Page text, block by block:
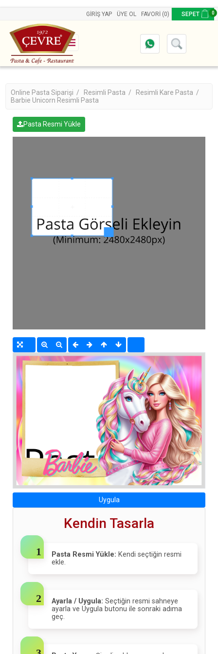
GIRIŞ YAP ÜYE OL FAVORI (0) SEPET 0
Online Pasta Siparişi / Resimli Pasta /
Resimli Kare Pasta /
Barbie Unicorn Resimli Pasta
Pasta Resmi Yükle
Uygula
Kendin Tasarla
Pasta Resmi Yükle: Kendi seçtiğin resmi
ekle.
Ayarla / Uygula: Seçtiğin resmi sahneye
ayarla ve Uygula butonu ile sonraki adıma
geç.